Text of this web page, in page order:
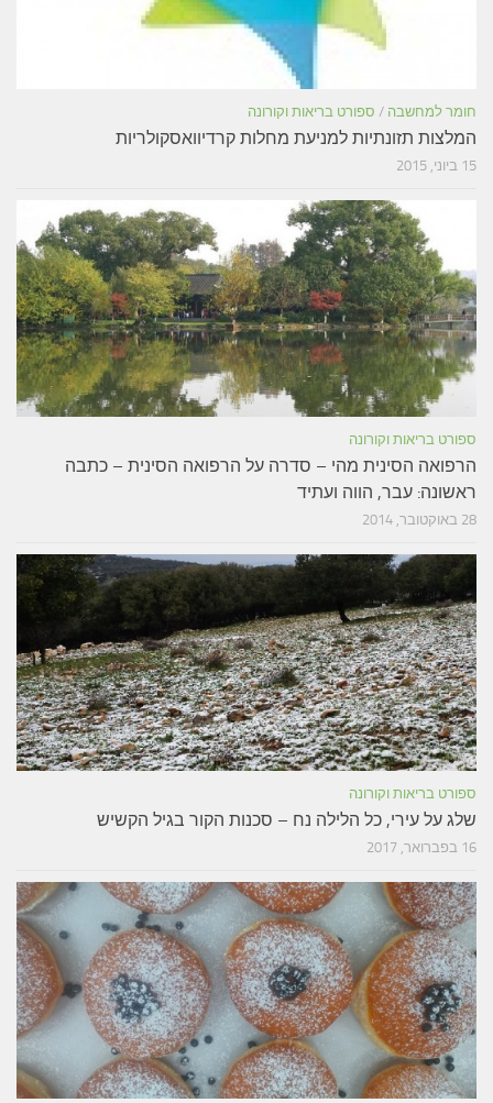
חומר למחשבה / ספורט בריאות וקורונה
המלצות תזונתיות למניעת מחלות קרדיוואסקולריות
15 ביוני, 2015
ספורט בריאות וקורונה
הרפואה הסינית מהי – סדרה על הרפואה הסינית – כתבה
ראשונה: עבר, הווה ועתיד
28 באוקטובר, 2014
ספורט בריאות וקורונה
שלג על עירי, כל הלילה נח – סכנות הקור בגיל הקשיש
16 בפברואר, 2017